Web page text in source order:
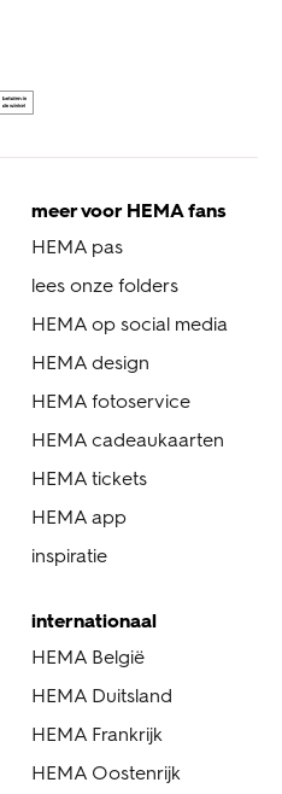
meer voor HEMA fans
HEMA pas
lees onze folders
HEMA op social media
HEMA design
HEMA fotoservice
HEMA cadeaukaarten
HEMA tickets
HEMA app
inspiratie
internationaal
HEMA België
HEMA Duitsland
HEMA Frankrijk
HEMA Oostenrijk